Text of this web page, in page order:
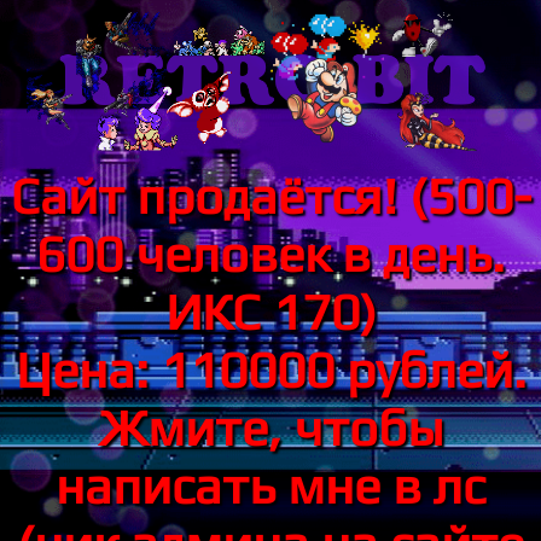
Сайт продаётся! (500-
600 человек в день.
ИКС 170)
Цена: 110000 рублей.
Жмите, чтобы
написать мне в лс